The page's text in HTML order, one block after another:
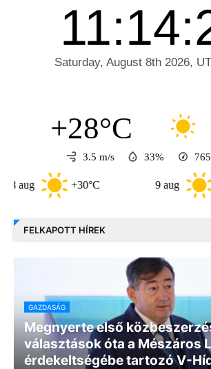
+28°C
3.5 m/s 33% 765
+30°C
FELKAPOTT HÍREK
GAZDASÁG
Megnyerte első
választások óta a Mészáros
érdekeltségébe tartozó V-